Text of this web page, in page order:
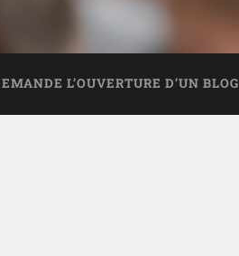
L’OUVERTURE D’UN BLOG